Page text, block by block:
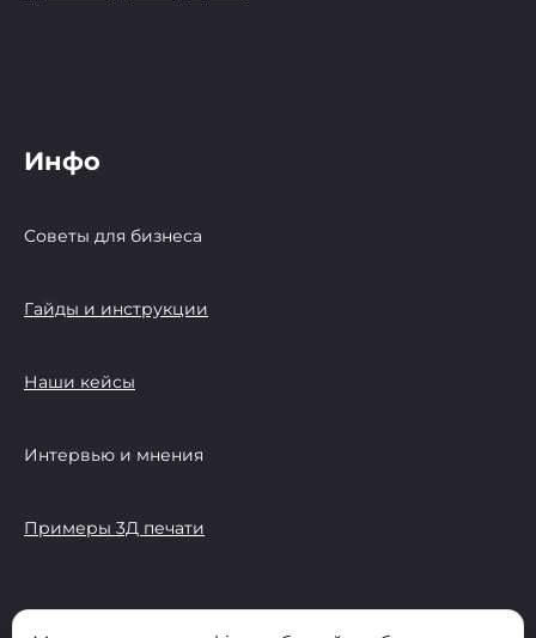
Инфо
Советы для бизнеса
Гайды и инструкции
Наши кейсы
Интервью и мнения
Примеры 3Д печати